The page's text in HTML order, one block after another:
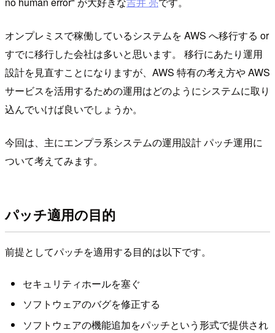
オンプレミスで稼働しているシステムを AWS へ移行する or
すでに移行した会社は多いと思います。 移行にあたり運用
設計を見直すことになりますが、AWS 特有の考え方や AWS
サービスを活用するための運用はどのようにシステムに取り
込んでいけば良いでしょうか。
今回は、主にエンプラ系システムの運用設計 パッチ運用に
ついて考えてみます。
パッチ適用の目的
前提としてパッチを適用する目的は以下です。
セキュリティホールを塞ぐ
ソフトウェアのバグを修正する
ソフトウェアの機能追加をパッチという形式で提供され